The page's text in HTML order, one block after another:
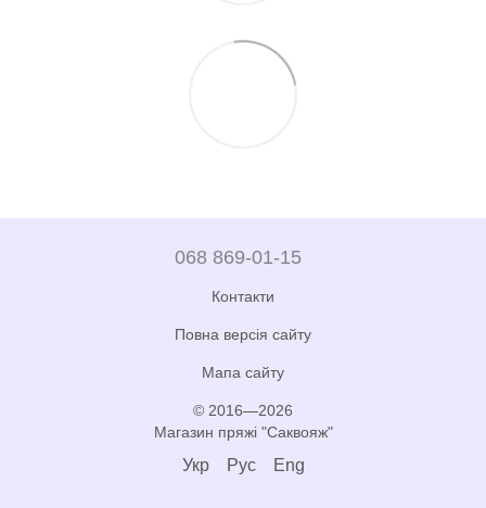
068 869-01-15
Контакти
Повна версія сайту
Мапа сайту
© 2016—2026
Магазин пряжі "Саквояж"
Укр Рус Eng